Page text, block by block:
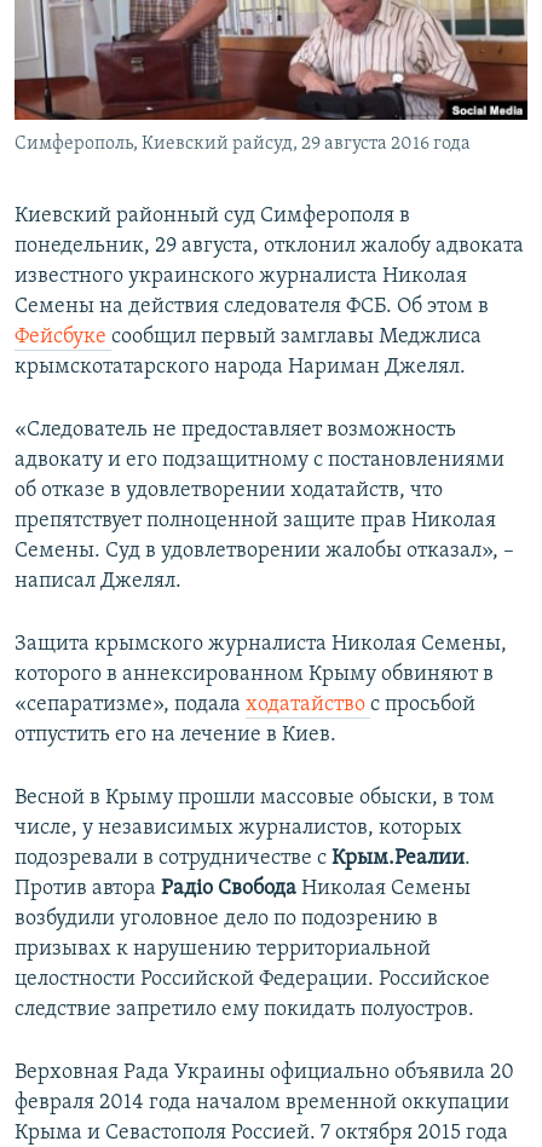
ПОБЕДИТЕЛЕЙ НЕ СУДЯТ?
КРЫМ.НЕПОКОРЕННЫЙ
ELIFBE
УКРАИНСКАЯ ПРОБЛЕМА КРЫМА
ПРИСОЕДИНЯЙТЕСЬ!
Симферополь, Киевский райсуд, 29 августа 2016 года
Киевский районный суд Симферополя в
понедельник, 29 августа, отклонил жалобу адвоката
известного украинского журналиста Николая
Семены на действия следователя ФСБ. Об этом в
Фейсбуке сообщил первый замглавы Меджлиса
крымскотатарского народа Нариман Джелял.
«Следователь не предоставляет возможность
адвокату и его подзащитному с постановлениями
об отказе в удовлетворении ходатайств, что
препятствует полноценной защите прав Николая
Семены. Суд в удовлетворении жалобы отказал», –
написал Джелял.
Защита крымского журналиста Николая Семены,
которого в аннексированном Крыму обвиняют в
«сепаратизме», подала ходатайство с просьбой
отпустить его на лечение в Киев.
Весной в Крыму прошли массовые обыски, в том
числе, у независимых журналистов, которых
подозревали в сотрудничестве с Крым.Реалии.
Против автора Радіо Свобода Николая Семены
возбудили уголовное дело по подозрению в
призывах к нарушению территориальной
целостности Российской Федерации. Российское
следствие запретило ему покидать полуостров.
Верховная Рада Украины официально объявила 20
февраля 2014 года началом временной оккупации
Крыма и Севастополя Россией. 7 октября 2015 года